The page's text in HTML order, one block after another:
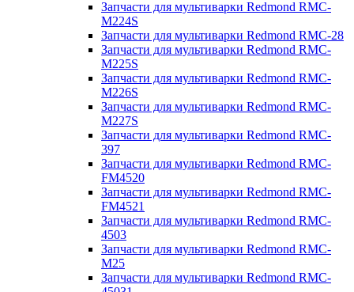
Запчасти для мультиварки Redmond RMC-
M224S
Запчасти для мультиварки Redmond RMC-28
Запчасти для мультиварки Redmond RMC-
M225S
Запчасти для мультиварки Redmond RMC-
M226S
Запчасти для мультиварки Redmond RMC-
M227S
Запчасти для мультиварки Redmond RMC-
397
Запчасти для мультиварки Redmond RMC-
FM4520
Запчасти для мультиварки Redmond RMC-
FM4521
Запчасти для мультиварки Redmond RMC-
4503
Запчасти для мультиварки Redmond RMC-
M25
Запчасти для мультиварки Redmond RMC-